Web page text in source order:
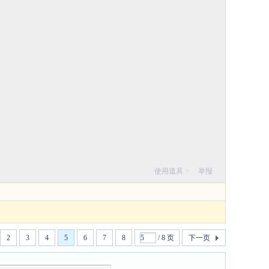
使用道具 举报
2 3 4 5 6 7 8 / 8 页 下一页